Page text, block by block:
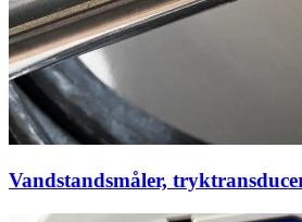
Vandstandsmåler,